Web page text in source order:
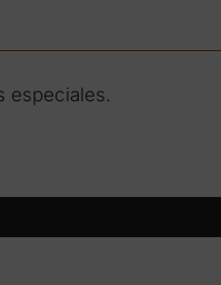
especiales.